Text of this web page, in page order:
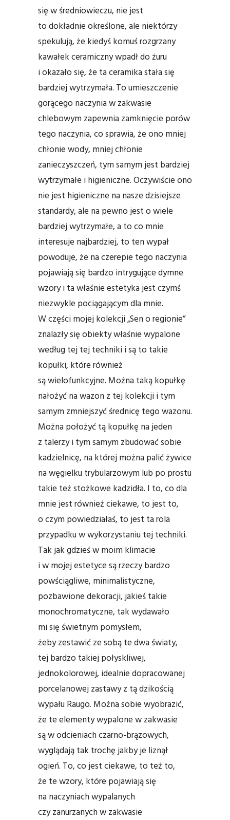
się w średniowieczu, nie jest
to dokładnie określone, ale niektórzy
spekulują, że kiedyś komuś rozgrzany
kawałek ceramiczny wpadł do żuru
i okazało się, że ta ceramika stała się
bardziej wytrzymała. To umieszczenie
gorącego naczynia w zakwasie
chlebowym zapewnia zamknięcie porów
tego naczynia, co sprawia, że ono mniej
chłonie wody, mniej chłonie
zanieczyszczeń, tym samym jest bardziej
wytrzymałe i higieniczne. Oczywiście ono
nie jest higieniczne na nasze dzisiejsze
standardy, ale na pewno jest o wiele
bardziej wytrzymałe, a to co mnie
interesuje najbardziej, to ten wypał
powoduje, że na czerepie tego naczynia
pojawiają się bardzo intrygujące dymne
wzory i ta właśnie estetyka jest czymś
niezwykle pociągającym dla mnie.
W części mojej kolekcji „Sen o regionie”
znalazły się obiekty właśnie wypalone
według tej tej techniki i są to takie
kopułki, które również
są wielofunkcyjne. Można taką kopułkę
nałożyć na wazon z tej kolekcji i tym
samym zmniejszyć średnicę tego wazonu.
Można położyć tą kopułkę na jeden
z talerzy i tym samym zbudować sobie
kadzielnicę, na której można palić żywice
na węgielku trybularzowym lub po prostu
takie też stożkowe kadzidła. I to, co dla
mnie jest również ciekawe, to jest to,
o czym powiedziałaś, to jest ta rola
przypadku w wykorzystaniu tej techniki.
Tak jak gdzieś w moim klimacie
i w mojej estetyce są rzeczy bardzo
powściągliwe, minimalistyczne,
pozbawione dekoracji, jakieś takie
monochromatyczne, tak wydawało
mi się świetnym pomysłem,
żeby zestawić ze sobą te dwa światy,
tej bardzo takiej połyskliwej,
jednokolorowej, idealnie dopracowanej
porcelanowej zastawy z tą dzikością
wypału Raugo. Można sobie wyobrazić,
że te elementy wypalone w zakwasie
są w odcieniach czarno-brązowych,
wyglądają tak trochę jakby je liznął
ogień. To, co jest ciekawe, to też to,
że te wzory, które pojawiają się
na naczyniach wypalanych
czy zanurzanych w zakwasie